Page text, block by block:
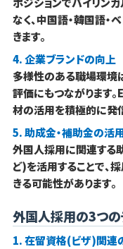
なく、中国語・韓国語
きます。
4. 企業ブランドの向上
多様性のある職場環境
評価にもつながります
材の活用を積極的に発
5. 助成金・補助金の活
外国人採用に関連する
ど)を活用することで、
きる可能性があります。
外国人採用の3つの
1. 在留資格(ビザ)関連